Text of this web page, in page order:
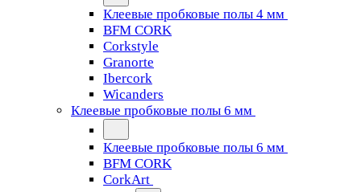
Клеевые пробковые полы 4 мм
BFM CORK
Corkstyle
Granorte
Ibercork
Wicanders
Клеевые пробковые полы 6 мм
Клеевые пробковые полы 6 мм
BFM CORK
CorkArt